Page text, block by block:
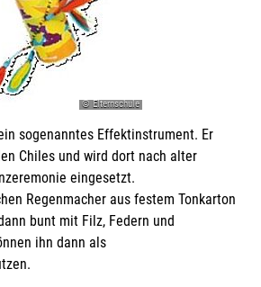
© Elternschule
sogenanntes Effektinstrument. Er
Chiles und wird dort nach alter
eingesetzt.
Regenmacher aus festem Tonkarton
bunt mit Filz, Federn und
ihn dann als